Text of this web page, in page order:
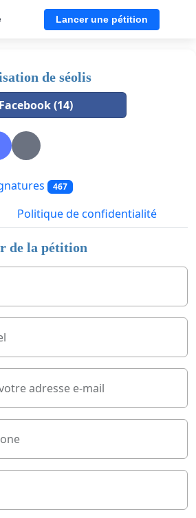
Lancer une pétition
de séolis
(14)
467
Politique de confidentialité
de la pétition
adresse e-mail